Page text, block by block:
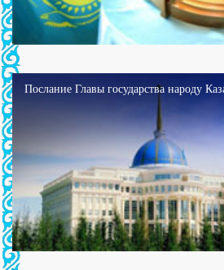
Послание Главы государства народу